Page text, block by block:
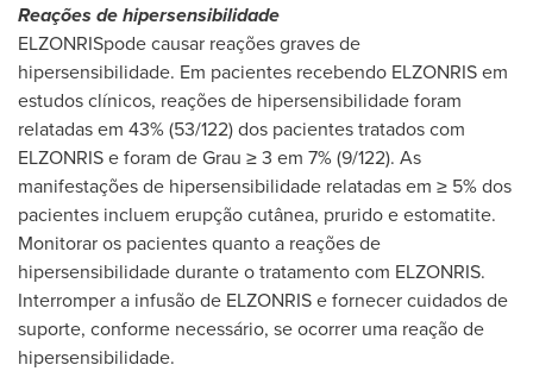
Reações de hipersensibilidade
ELZONRISpode causar reações graves de
hipersensibilidade. Em pacientes recebendo ELZONRIS em
estudos clínicos, reações de hipersensibilidade foram
relatadas em 43% (53/122) dos pacientes tratados com
ELZONRIS e foram de Grau ≥ 3 em 7% (9/122). As
manifestações de hipersensibilidade relatadas em ≥ 5% dos
pacientes incluem erupção cutânea, prurido e estomatite.
Monitorar os pacientes quanto a reações de
hipersensibilidade durante o tratamento com ELZONRIS.
Interromper a infusão de ELZONRIS e fornecer cuidados de
suporte, conforme necessário, se ocorrer uma reação de
hipersensibilidade.